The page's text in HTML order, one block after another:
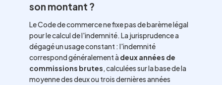
son montant ?
Le Code de commerce ne fixe pas de barème légal
pour le calcul de l'indemnité. La jurisprudence a
dégagé un usage constant : l'indemnité
correspond généralement à deux années de
commissions brutes, calculées sur la base de la
moyenne des deux ou trois dernières années